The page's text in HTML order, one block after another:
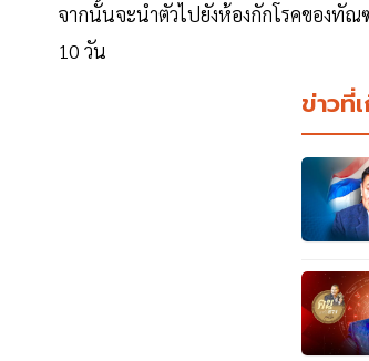
จากนั้นจะนำตัวไปยังห้องกักโรคของทั
10 วัน
ข่าวที่